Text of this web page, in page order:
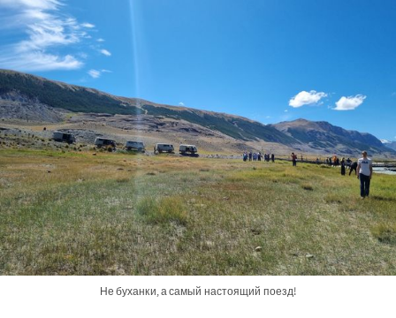
Не буханки, а самый настоящий поезд!